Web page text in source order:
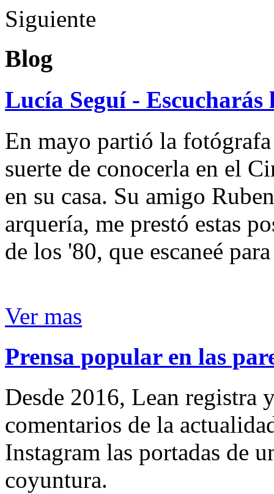
Siguiente
Blog
Lucía Seguí - Escucharás
En mayo partió la
suerte de conocerla en el
en su casa. Su amigo
arquería, me prestó estas
de los '80, que escaneé
Ver mas
Prensa popular en las
Desde 2016, Lean registra
comentarios de la
Instagram las portadas de
coyuntura.